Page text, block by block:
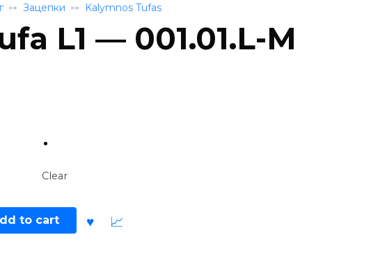
Зацепки Kalymnos Tufas
L1 — 001.01.L-M
Clear
to cart